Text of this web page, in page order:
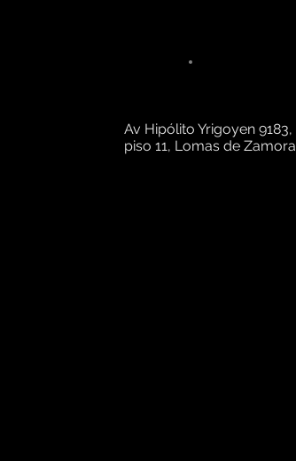
Av Hipólito Yrigoyen 9183,
piso 11, Lomas de Zamora